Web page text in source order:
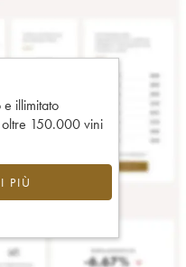
illimitato
oltre 150.000 vini
PIÙ